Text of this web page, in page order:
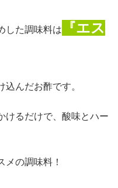
した調味料は
『エス
んだお酢です。
けるだけで、酸味とハー
メの調味料！